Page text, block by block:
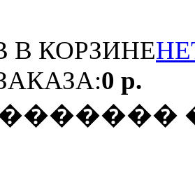
В КОРЗИНЕ
0 р.